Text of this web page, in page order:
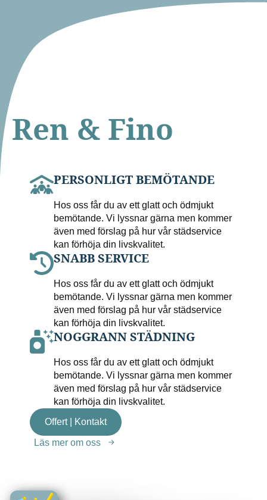
Ren & Fino
PERSONLIGT BEMÖTANDE
Hos oss får du av ett glatt och ödmjukt
bemötande. Vi lyssnar gärna men kommer
även med förslag på hur vår städservice
kan förhöja din livskvalitet.
SNABB SERVICE
Hos oss får du av ett glatt och ödmjukt
bemötande. Vi lyssnar gärna men kommer
även med förslag på hur vår städservice
kan förhöja din livskvalitet.
NOGGRANN STÄDNING
Hos oss får du av ett glatt och ödmjukt
bemötande. Vi lyssnar gärna men kommer
även med förslag på hur vår städservice
kan förhöja din livskvalitet.
Offert | Kontakt
Läs mer om oss